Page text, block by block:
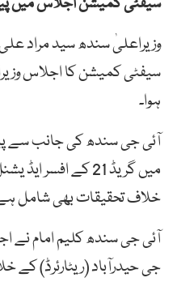
وزیراعلیٰ سندھ سید مراد
سیفٹی کمیشن کا اجلاس
ہوا۔
آئی جی سندھ کی جانب سے
میں گریڈ 21 کے
خلاف تحقیقات بھی شامل
آئی جی سندھ کلیم امام نے
جی حیدرآباد (ریٹارئرڈ)